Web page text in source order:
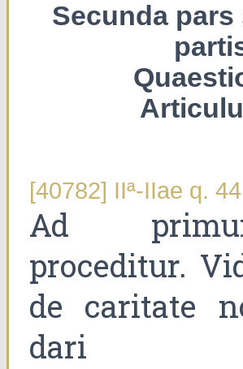
Secunda pars
[40782] IIª-IIae q.
Ad
proceditur.
de caritate
dari